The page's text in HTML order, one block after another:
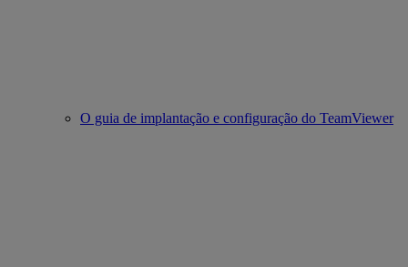
O guia de implantação e configuração do TeamViewer